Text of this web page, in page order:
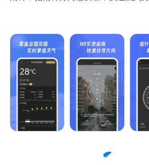
持海拔高度、气压、磁场强度、水平
业户外指南针功能。指南针推出7天方
在熟悉的环境下进行指南练习，增强
辨别方向。
【AR实景指南】AR实景指南针，让您
找到方向感的指南针；